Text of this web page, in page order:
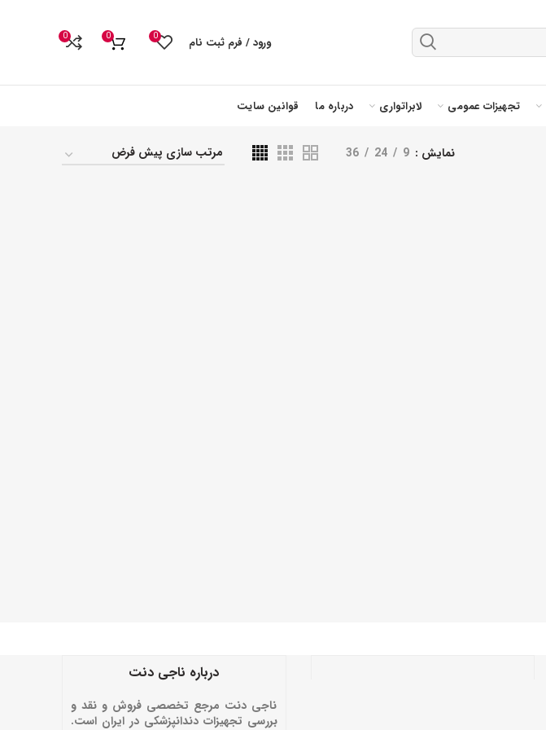
ورود / فرم ثبت نام 0
0
0
تجهیزات عمومی لابراتواری درباره ما قوانین سایت
نمایش 9
24
36
درباره ناجی دنت
ناجی دنت مرجع تخصصی فروش و نقد و
بررسی تجهیزات دندانپزشکی در ایران است.